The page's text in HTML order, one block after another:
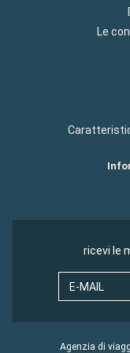
Le
ricevi le
E-MAIL
Agenzia di